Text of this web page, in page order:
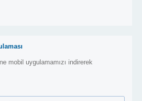
mobil uygulamamızı indirerek